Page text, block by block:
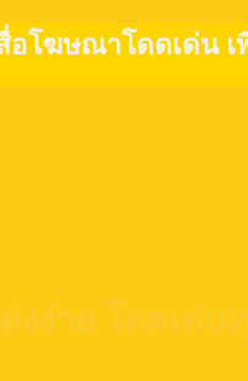
อโฆษณาโดดเด่น
ง่าย โดดเด่น